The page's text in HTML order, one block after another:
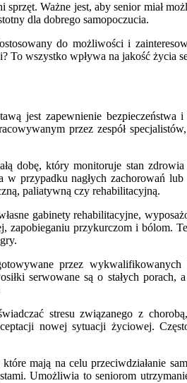
Ważne jest, aby senior miał
dla dobrego samopoczucia.
do możliwości i
To wszystko wpływa na jakość życia
jest zapewnienie bezpieczeństwa
przez zespół
dobę, który monitoruje stan
przypadku nagłych zachorowań
paliatywną czy rehabilitacyjną.
gabinety rehabilitacyjne,
przykurczom i bólom.
przez wykwalifikowanych
serwowane są o stałych porach,
stresu związanego z
nowej sytuacji życiowej.
mają na celu przeciwdziałanie
Umożliwia to seniorom